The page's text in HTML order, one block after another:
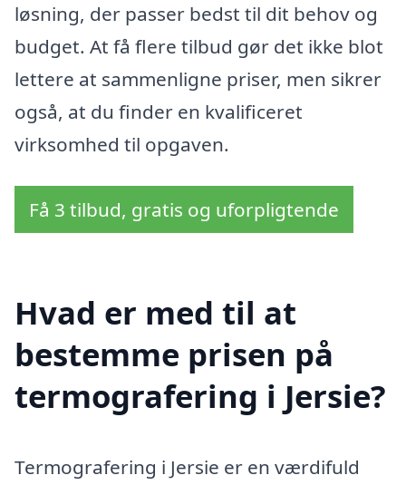
løsning, der passer bedst til dit behov og
budget. At få flere tilbud gør det ikke blot
lettere at sammenligne priser, men sikrer
også, at du finder en kvalificeret
virksomhed til opgaven.
Få 3 tilbud, gratis og uforpligtende
Hvad er med til at
bestemme prisen på
termografering i Jersie?
Termografering i Jersie er en værdifuld